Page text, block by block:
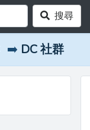
搜尋
➡️ DC 社群